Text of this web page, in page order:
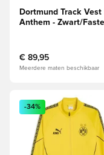
Dortmund Track Vest
Anthem - Zwart/
€ 89,95
Meerdere maten beschikbaar
Opent een venster
-34%